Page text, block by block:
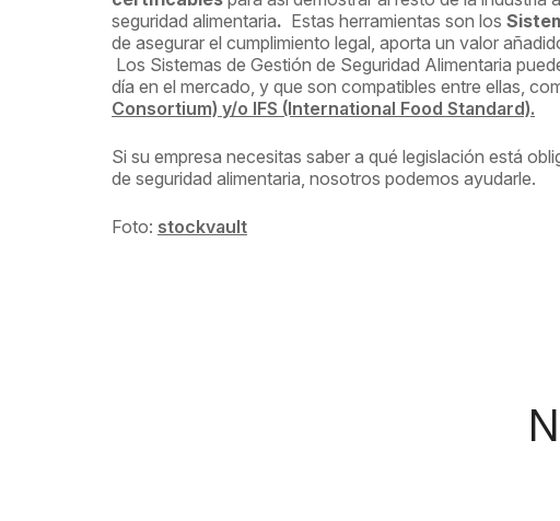
seguridad alimentaria. Estas herramientas son los
de asegurar el cumplimiento legal, aporta un valor
Los Sistemas de Gestión de Seguridad Alimentaria
día en el mercado, y que son compatibles entre ellas,
Consortium) y/o IFS (International Food Standard).
Si su empresa necesitas saber a qué legislación está
de seguridad alimentaria, nosotros podemos ayudarle.
Foto: stockvault